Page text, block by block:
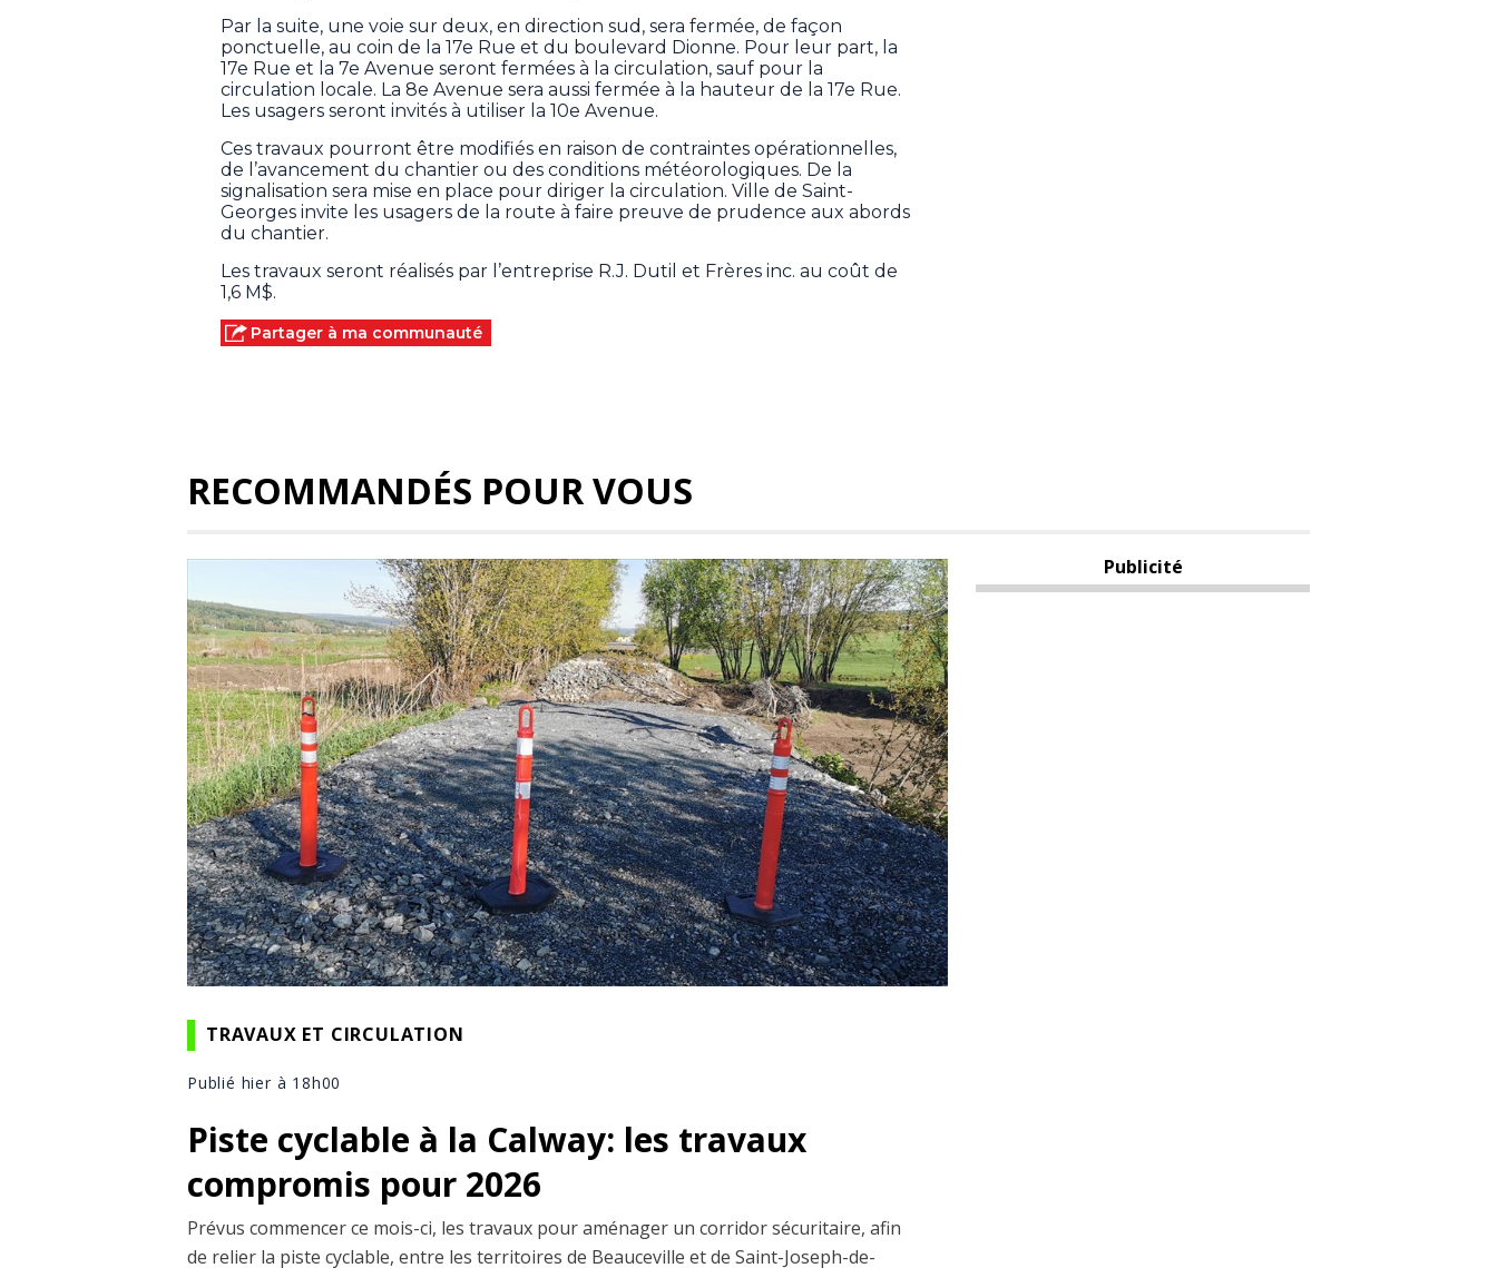
Par la suite, une voie sur deux, en direction sud, sera fermée, de façon
ponctuelle, au coin de la 17e Rue et du boulevard Dionne. Pour leur part, la
17e Rue et la 7e Avenue seront fermées à la circulation, sauf pour la
circulation locale. La 8e Avenue sera aussi fermée à la hauteur de la 17e Rue.
Les usagers seront invités à utiliser la 10e Avenue.
Ces travaux pourront être modifiés en raison de contraintes opérationnelles,
de l’avancement du chantier ou des conditions météorologiques. De la
signalisation sera mise en place pour diriger la circulation. Ville de Saint-
Georges invite les usagers de la route à faire preuve de prudence aux abords
du chantier.
Les travaux seront réalisés par l’entreprise R.J. Dutil et Frères inc. au coût de
1,6 M$.
Partager à ma communauté
RECOMMANDÉS POUR VOUS
TRAVAUX ET CIRCULATION
Publié hier à 18h00
Piste cyclable à la Calway: les travaux
compromis pour 2026
Prévus commencer ce mois-ci, les travaux pour aménager un corridor sécuritaire, afin
de relier la piste cyclable, entre les territoires de Beauceville et de Saint-Joseph-de-
Publicité